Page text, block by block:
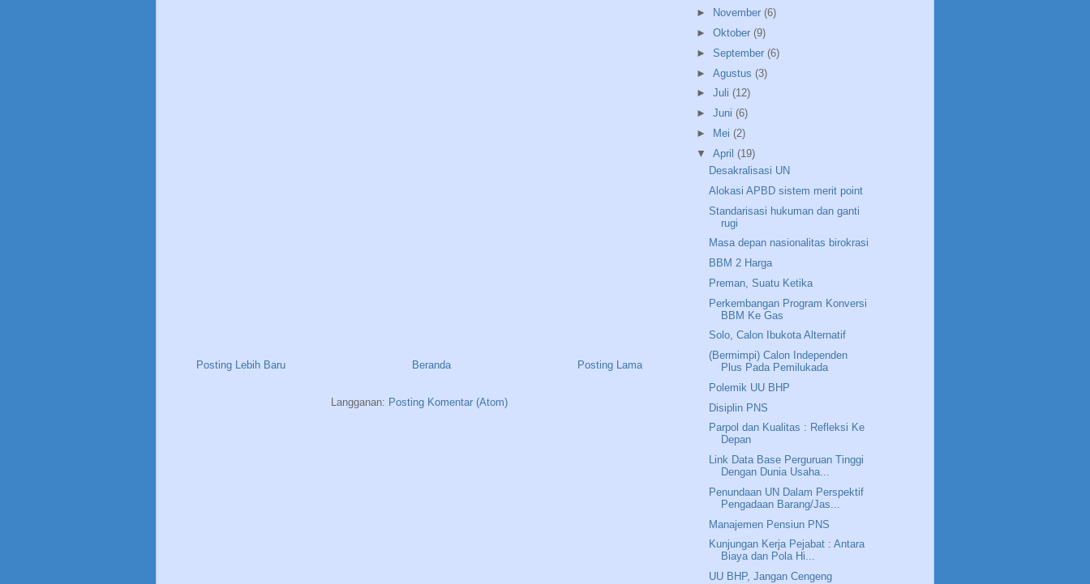
Posting Lebih Baru Posting Lama
Beranda
Langganan: Posting Komentar (Atom)
►
November (6)
► Oktober (9)
► September (6)
► Agustus (3)
► Juli (12)
► Juni (6)
►
Mei (2)
▼ April (19)
Desakralisasi UN
Alokasi APBD sistem merit point
Standarisasi hukuman dan ganti
rugi
Masa depan nasionalitas birokrasi
BBM 2 Harga
Preman, Suatu Ketika
Perkembangan Program Konversi
BBM Ke Gas
Solo, Calon Ibukota Alternatif
(Bermimpi) Calon Independen
Plus Pada Pemilukada
Polemik UU BHP
Disiplin PNS
Parpol dan Kualitas : Refleksi Ke
Depan
Link Data Base Perguruan Tinggi
Dengan Dunia Usaha...
Penundaan UN Dalam Perspektif
Pengadaan Barang/Jas...
Manajemen Pensiun PNS
Kunjungan Kerja Pejabat : Antara
Biaya dan Pola Hi...
UU BHP, Jangan Cengeng